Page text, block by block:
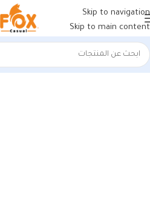
Skip to navigation
Skip to main content
الرئيسية/أحذية رجالي/كوتشات فيتنامي